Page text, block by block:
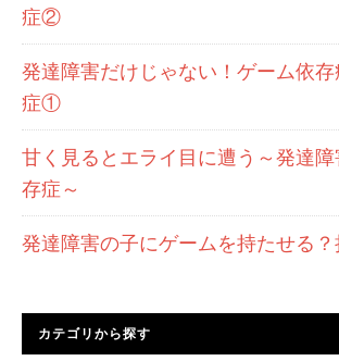
症②
発達障害だけじゃない！ゲーム依
症①
甘く見るとエライ目に遭う～発達
存症～
発達障害の子にゲームを持たせる？
カテゴリから探す